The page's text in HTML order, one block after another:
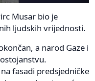
Musar bio je
ljudskih vrijednosti.
a narod Gaze i
fasadi predsjedničke